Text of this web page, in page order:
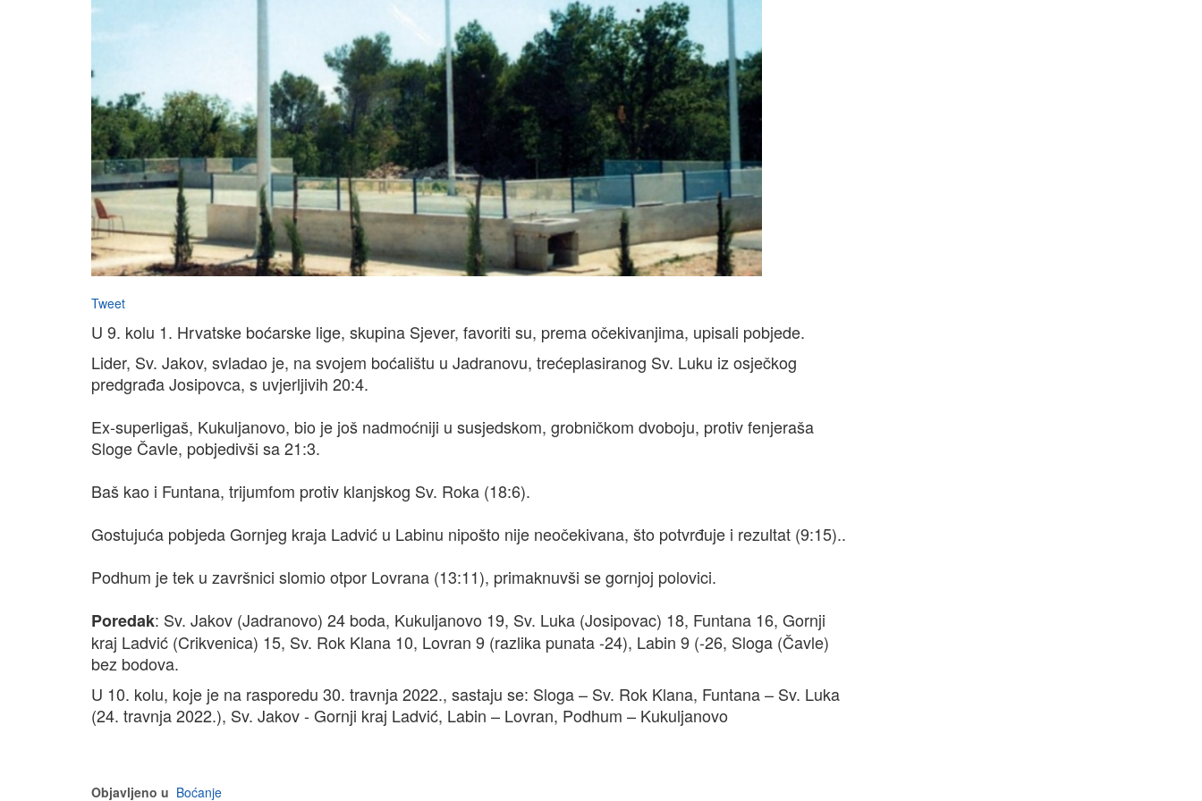
Tweet
U 9. kolu 1. Hrvatske boćarske lige, skupina Sjever, favoriti su, prema očekivanjima, upisali pobjede.
Lider, Sv. Jakov, svladao je, na svojem boćalištu u Jadranovu, trećeplasiranog Sv. Luku iz osječkog
predgrađa Josipovca, s uvjerljivih 20:4.
Ex-superligaš, Kukuljanovo, bio je još nadmoćniji u susjedskom, grobničkom dvoboju, protiv fenjeraša
Sloge Čavle, pobjedivši sa 21:3.
Baš kao i Funtana, trijumfom protiv klanjskog Sv. Roka (18:6).
Gostujuća pobjeda Gornjeg kraja Ladvić u Labinu nipošto nije neočekivana, što potvrđuje i rezultat (9:15)..
Podhum je tek u završnici slomio otpor Lovrana (13:11), primaknuvši se gornjoj polovici.
Poredak: Sv. Jakov (Jadranovo) 24 boda, Kukuljanovo 19, Sv. Luka (Josipovac) 18, Funtana 16, Gornji
kraj Ladvić (Crikvenica) 15, Sv. Rok Klana 10, Lovran 9 (razlika punata -24), Labin 9 (-26, Sloga (Čavle)
bez bodova.
U 10. kolu, koje je na rasporedu 30. travnja 2022., sastaju se: Sloga – Sv. Rok Klana, Funtana – Sv. Luka
(24. travnja 2022.), Sv. Jakov - Gornji kraj Ladvić, Labin – Lovran, Podhum – Kukuljanovo
Objavljeno u Boćanje